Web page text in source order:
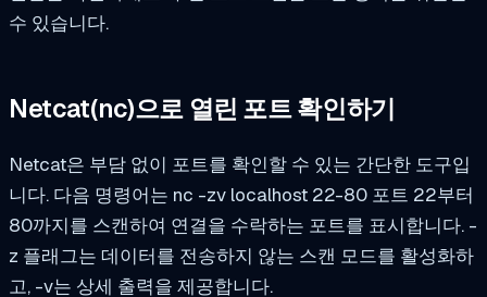
수 있습니다.
Netcat(nc)으로 열린 포트 확인하기
Netcat은 부담 없이 포트를 확인할 수 있는 간단한 도구입
니다. 다음 명령어는 nc -zv localhost 22-80 포트 22부터
80까지를 스캔하여 연결을 수락하는 포트를 표시합니다. -
z 플래그는 데이터를 전송하지 않는 스캔 모드를 활성화하
고, -v는 상세 출력을 제공합니다.